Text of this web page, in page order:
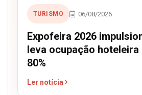
TURISMO 06/08/2026
Expofeira 2026
leva ocupação hoteleira
80%
Ler notícia